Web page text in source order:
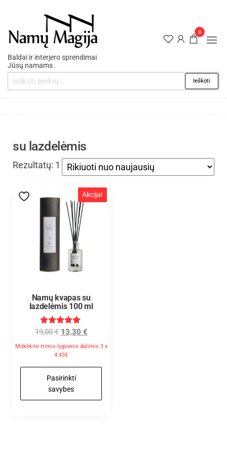
Baldai ir interjero sprendimai
Jūsų namams
Ieškoti
0
su lazdelėmis
Rezultatų: 1
Akcija!
Namų kvapas su
lazdelėmis 100 ml
Įvertinimas
5.00
iš 5
19,00€ 13,30 €
Mokėkite trimis lygiomis dalimis 3 x
4.43€
Pasirinkti
savybes